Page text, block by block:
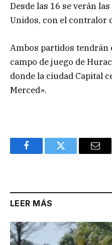
Desde las 16 se verán
Unidos, con el contralor
Ambos partidos tendrán
campo de juego de
donde la ciudad Capital
Merced».
FacebookTwitter
LEER MÁS